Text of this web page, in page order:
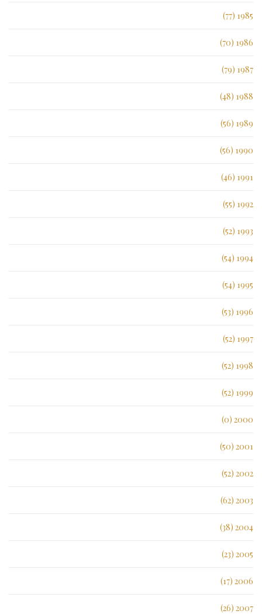
1985 (77)
1986 (70)
1987 (79)
1988 (48)
1989 (56)
1990 (56)
1991 (46)
1992 (55)
1993 (52)
1994 (54)
1995 (54)
1996 (53)
1997 (52)
1998 (52)
1999 (52)
2000 (0)
2001 (50)
2002 (52)
2003 (62)
2004 (38)
2005 (23)
2006 (17)
2007 (26)